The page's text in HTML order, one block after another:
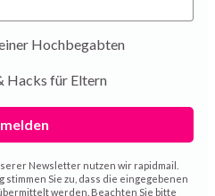
Hochbegabten
Hacks für Eltern
Newsletter nutzen wir rapidmail.
stimmen Sie zu, dass die eingegebenen
werden. Beachten Sie bitte